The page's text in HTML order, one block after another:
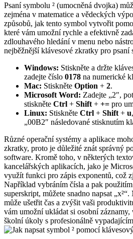
Psaní symbolu ² (umocněná dvojka)
zejména v matematice a vědeckých
způsobů, jak tento symbol vytvořit
které vám umožní rychle a efektivně
zdlouhavého hledání v menu nebo
nejběžnější klávesové zkratky pro psaní
Windows: Stiskněte a držte
zadejte číslo 0178 na numerické
Mac: Stiskněte Option + 2.
Microsoft Word: Zadejte „2″,
stiskněte Ctrl + Shift + += pro
Linux: Stiskněte Ctrl + Shift + u
„00B2″ následované stisknutím
Různé operační systémy a aplikace
zkratky, proto je důležité znát správný
software. Kromě toho, v některých
kancelářských aplikacích, jako je
využít funkci pro zápis exponentů, což
Například vybráním čísla a pak
superskript, můžete snadno napsat
může ušetřit čas a zvýšit vaši
vám umožní ukládat si osobní
školní úkoly s profesionálně